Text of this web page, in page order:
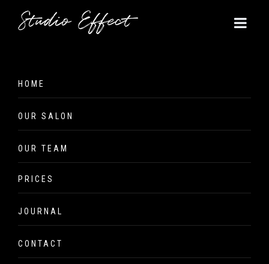
HOME
OUR SALON
OUR TEAM
PRICES
JOURNAL
CONTACT